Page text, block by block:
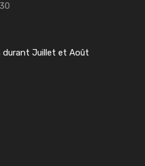
30
durant Juillet et Août